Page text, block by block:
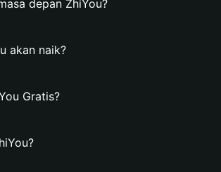
depan ZhiYou?
akan naik?
Gratis?